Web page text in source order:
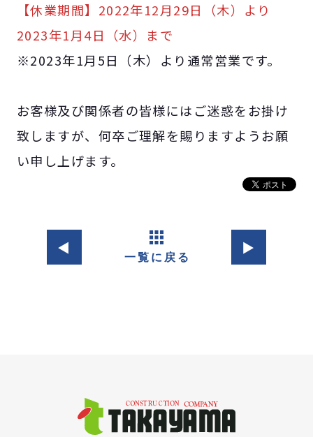
【休業期間】2022年12月29日（木）より
2023年1月4日（水）まで
※2023年1月5日（木）より通常営業です。
お客様及び関係者の皆様にはご迷惑をお掛け
致しますが、何卒ご理解を賜りますようお願
い申し上げます。
◀︎ ▶︎